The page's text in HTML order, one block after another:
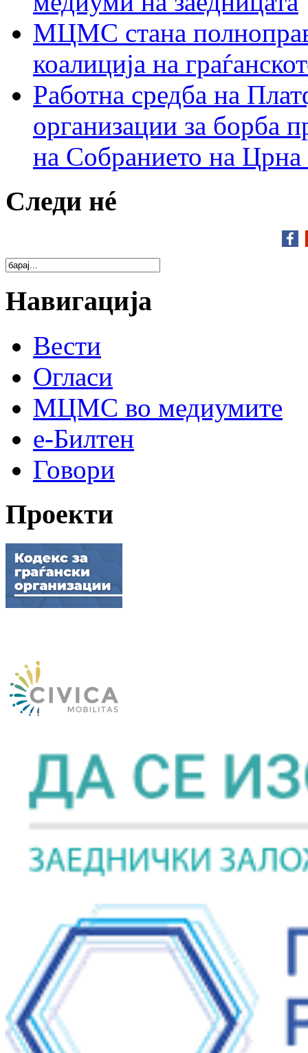
МЦМС стана
коалиција на
Работна средба на
организации за борба
на Собранието на Црна
Следи нé
Навигација
Вести
Огласи
МЦМС во медиумите
е-Билтен
Говори
Проекти